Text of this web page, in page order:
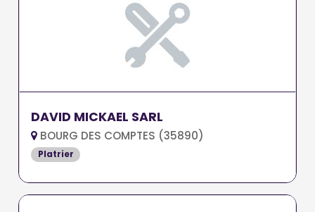
DAVID MICKAEL SARL
BOURG DES COMPTES (35890)
Platrier